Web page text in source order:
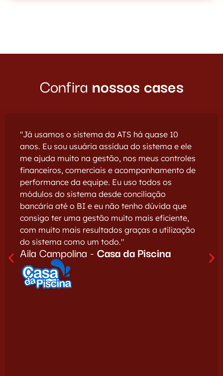
Confira nossos cases
"Já usamos o sistema da ATS há quase 10
anos. Eu sou usuária assídua do sistema e ele
me ajuda muito na gestão, nos meus controles
financeiros, comerciais e acompanhamento de
performance da equipe. Eu uso todos os
módulos do sistema desde conciliação
bancária até o BI e eu não tenho dúvida que
consigo ter uma gestão muito mais eficiente,
com muito mais resultados graças a utilização
do sistema como um todo."
Aila Campolina - Casa da Piscina